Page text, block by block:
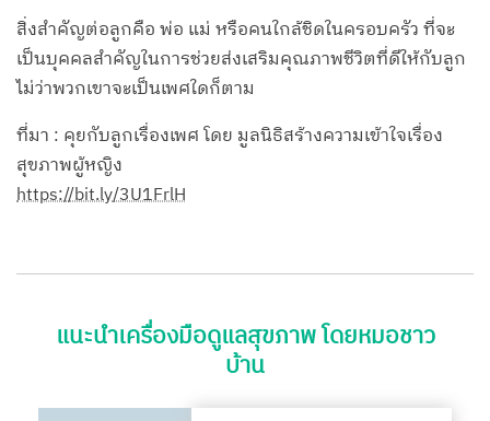
สิ่งสำคัญต่อลูกคือ พ่อ แม่ หรือคนใกล้ชิดในครอบครัว ที่จะ
เป็นบุคคลสำคัญในการช่วยส่งเสริมคุณภาพชีวิตที่ดีให้กับลูก
ไม่ว่าพวกเขาจะเป็นเพศใดก็ตาม
ที่มา : คุยกับลูกเรื่องเพศ โดย มูลนิธิสร้างความเข้าใจเรื่อง
สุขภาพผู้หญิง
https://bit.ly/3U1FrlH
แนะนำเครื่องมือดูแลสุขภาพ โดยหมอชาว
บ้าน